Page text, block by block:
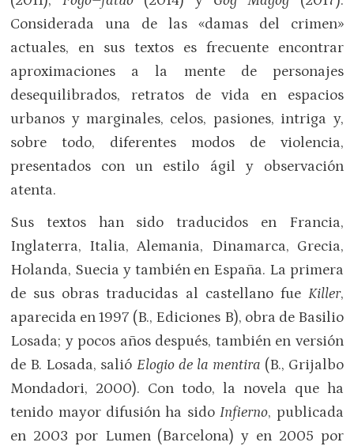
Considerada una de las «damas del crimen»
actuales, en sus textos es frecuente encontrar
aproximaciones a la mente de personajes
desequilibrados, retratos de vida en espacios
urbanos y marginales, celos, pasiones, intriga y,
sobre todo, diferentes modos de violencia,
presentados con un estilo ágil y observación
atenta.
Sus textos han sido traducidos en Francia,
Inglaterra, Italia, Alemania, Dinamarca, Grecia,
Holanda, Suecia y también en España. La primera
de sus obras traducidas al castellano fue Killer,
aparecida en 1997 (B., Ediciones B), obra de Basilio
Losada; y pocos años después, también en versión
de B. Losada, salió Elogio de la mentira (B., Grijalbo
Mondadori, 2000). Con todo, la novela que ha
tenido mayor difusión ha sidoInfierno, publicada
en 2003 por Lumen (Barcelona) y en 2005 por